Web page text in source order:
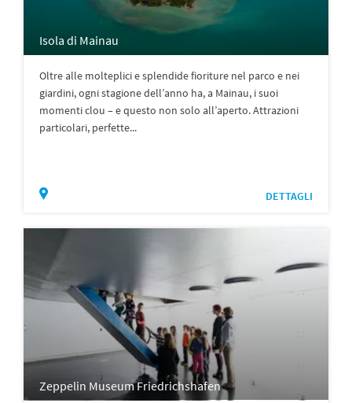
Isola di Mainau
Oltre alle molteplici e splendide fioriture nel parco e nei
giardini, ogni stagione dell’anno ha, a Mainau, i suoi
momenti clou – e questo non solo all’aperto. Attrazioni
particolari, perfette...
DETTAGLI
Zeppelin Museum Friedrichshafen